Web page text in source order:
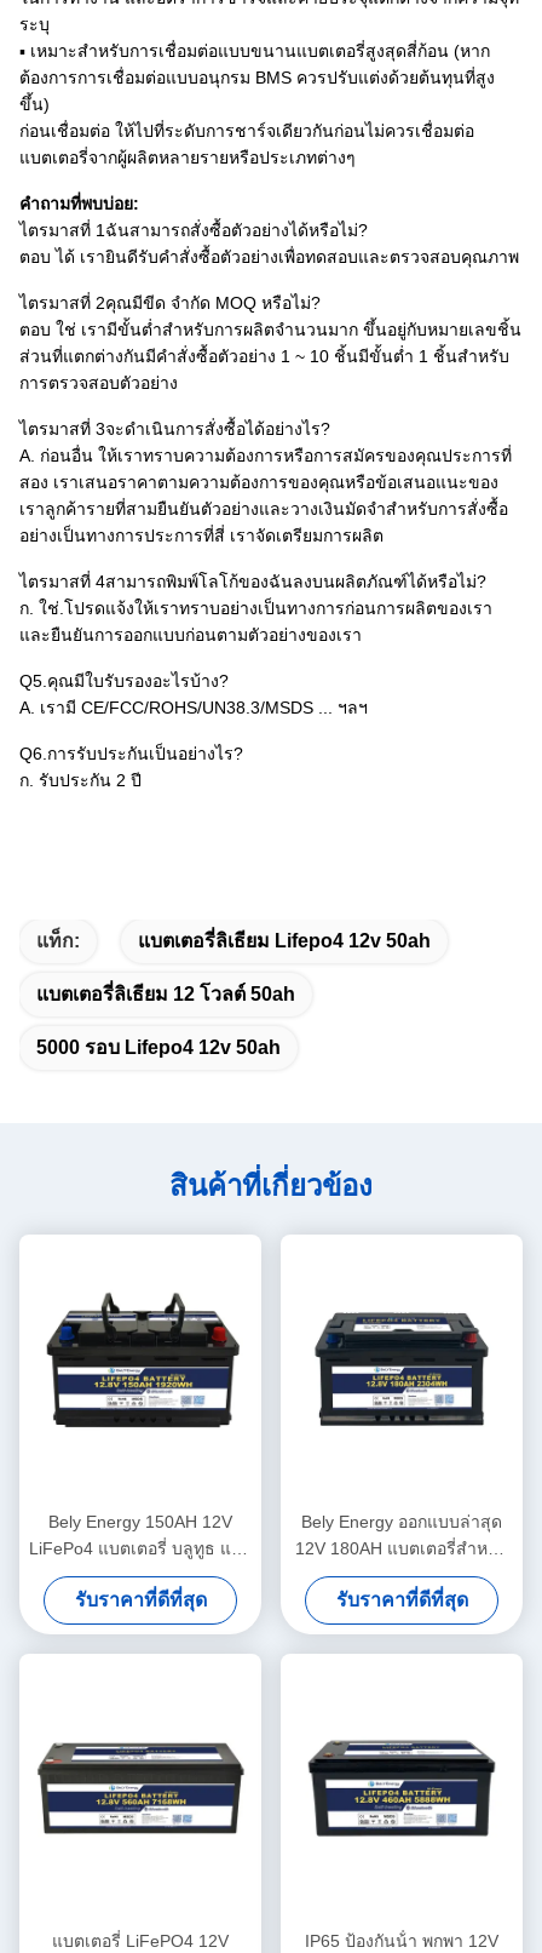
ระบุ
▪ เหมาะสำหรับการเชื่อมต่อแบบขนานแบตเตอรี่สูงสุดสี่ก้อน (หาก
ต้องการการเชื่อมต่อแบบอนุกรม BMS ควรปรับแต่งด้วยต้นทุนที่สูง
ขึ้น)
ก่อนเชื่อมต่อ ให้ไปที่ระดับการชาร์จเดียวกันก่อนไม่ควรเชื่อมต่อ
แบตเตอรี่จากผู้ผลิตหลายรายหรือประเภทต่างๆ
คำถามที่พบบ่อย:
ไตรมาสที่ 1ฉันสามารถสั่งซื้อตัวอย่างได้หรือไม่?
ตอบ ได้ เรายินดีรับคำสั่งซื้อตัวอย่างเพื่อทดสอบและตรวจสอบคุณภาพ
ไตรมาสที่ 2คุณมีขีด จำกัด MOQ หรือไม่?
ตอบ ใช่ เรามีขั้นต่ำสำหรับการผลิตจำนวนมาก ขึ้นอยู่กับหมายเลขชิ้น
ส่วนที่แตกต่างกันมีคำสั่งซื้อตัวอย่าง 1 ~ 10 ชิ้นมีขั้นต่ำ 1 ชิ้นสำหรับ
การตรวจสอบตัวอย่าง
ไตรมาสที่ 3จะดำเนินการสั่งซื้อได้อย่างไร?
A. ก่อนอื่น ให้เราทราบความต้องการหรือการสมัครของคุณประการที่
สอง เราเสนอราคาตามความต้องการของคุณหรือข้อเสนอแนะของ
เราลูกค้ารายที่สามยืนยันตัวอย่างและวางเงินมัดจำสำหรับการสั่งซื้อ
อย่างเป็นทางการประการที่สี่ เราจัดเตรียมการผลิต
ไตรมาสที่ 4สามารถพิมพ์โลโก้ของฉันลงบนผลิตภัณฑ์ได้หรือไม่?
ก. ใช่.โปรดแจ้งให้เราทราบอย่างเป็นทางการก่อนการผลิตของเรา
และยืนยันการออกแบบก่อนตามตัวอย่างของเรา
Q5.คุณมีใบรับรองอะไรบ้าง?
A. เรามี CE/FCC/ROHS/UN38.3/MSDS ... ฯลฯ
Q6.การรับประกันเป็นอย่างไร?
ก. รับประกัน 2 ปี
แท็ก: แบตเตอรี่ลิเธียม Lifepo4 12v 50ah
แบตเตอรี่ลิเธียม 12 โวลต์ 50ah
5000 รอบ Lifepo4 12v 50ah
สินค้าที่เกี่ยวข้อง
Bely Energy 150AH 12V
LiFePo4 แบตเตอรี่ บลูทูธ และ
การทําความร้อนด้วยตนเอง
สําหรับ Yachit Medical
รับราคาที่ดีที่สุด
Bely Energy ออกแบบล่าสุด
12V 180AH แบตเตอรี่สำหรับ
Bluetooth สำหรับ UPS
Energy Storage Base Station
RV
รับราคาที่ดีที่สุด
แบตเตอรี่ LiFePO4 12V
IP65 ป้องกันน้ํา พกพา 12V